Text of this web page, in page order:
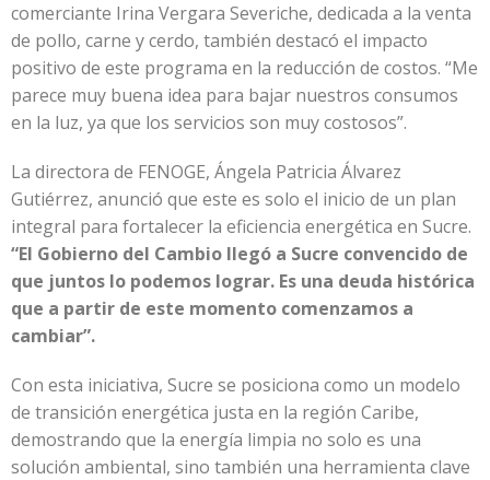
comerciante Irina Vergara Severiche, dedicada a la venta
de pollo, carne y cerdo, también destacó el impacto
positivo de este programa en la reducción de costos. “Me
parece muy buena idea para bajar nuestros consumos
en la luz, ya que los servicios son muy costosos”.
La directora de FENOGE, Ángela Patricia Álvarez
Gutiérrez, anunció que este es solo el inicio de un plan
integral para fortalecer la eficiencia energética en Sucre.
“El Gobierno del Cambio llegó a Sucre convencido de
que juntos lo podemos lograr. Es una deuda histórica
que a partir de este momento comenzamos a
cambiar”.
Con esta iniciativa, Sucre se posiciona como un modelo
de transición energética justa en la región Caribe,
demostrando que la energía limpia no solo es una
solución ambiental, sino también una herramienta clave